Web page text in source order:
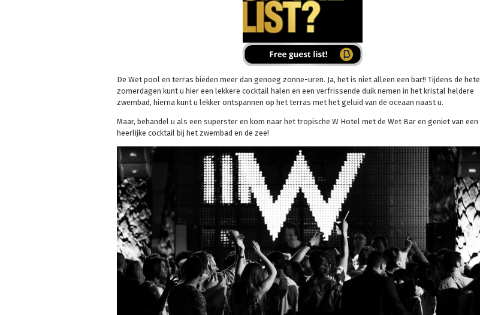
De Wet pool en terras bieden meer dan genoeg zonne-uren. Ja, het is niet alleen een bar!! Tijdens de hete
zomerdagen kunt u hier een lekkere cocktail halen en een verfrissende duik nemen in het kristal heldere
zwembad, hierna kunt u lekker ontspannen op het terras met het geluid van de oceaan naast u.
Maar, behandel u als een superster en kom naar het tropische W Hotel met de Wet Bar en geniet van een
heerlijke cocktail bij het zwembad en de zee!